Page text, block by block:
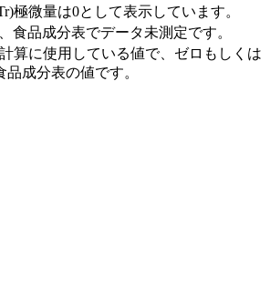
極微量は0として表示しています。
食品成分表でデータ未測定です。
算に使用している値で、ゼロもしくは
品成分表の値です。